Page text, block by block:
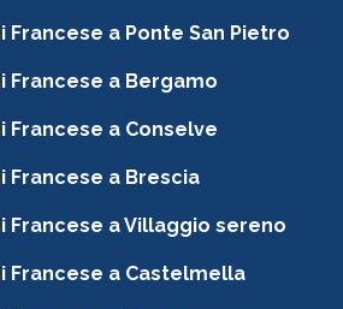
a Ponte San Pietro
Francese a Bergamo
a Conselve
Francese a Brescia
Francese a Villaggio sereno
Francese a Castelmella